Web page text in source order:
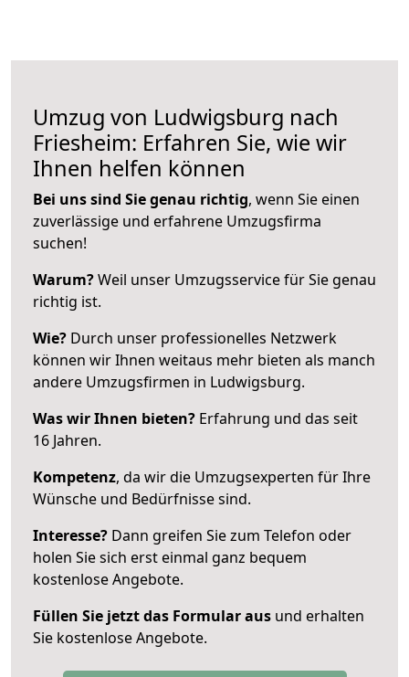
Umzug von Ludwigsburg nach
Friesheim: Erfahren Sie, wie wir
Ihnen helfen können
Bei uns sind Sie genau richtig, wenn Sie einen
zuverlässige und erfahrene Umzugsfirma
suchen!
Warum?Weil unser Umzugsservice für Sie genau
richtig ist.
Wie? Durch unser professionelles Netzwerk
können wir Ihnen weitaus mehr bieten als manch
andere Umzugsfirmen in Ludwigsburg.
Was wir Ihnen bieten? Erfahrung und das seit
16 Jahren.
Kompetenz, da wir die Umzugsexperten für Ihre
Wünsche und Bedürfnisse sind.
Interesse? Dann greifen Sie zum Telefon oder
holen Sie sich erst einmal ganz bequem
kostenlose Angebote.
Füllen Sie jetzt das Formular aus und erhalten
Sie kostenlose Angebote.